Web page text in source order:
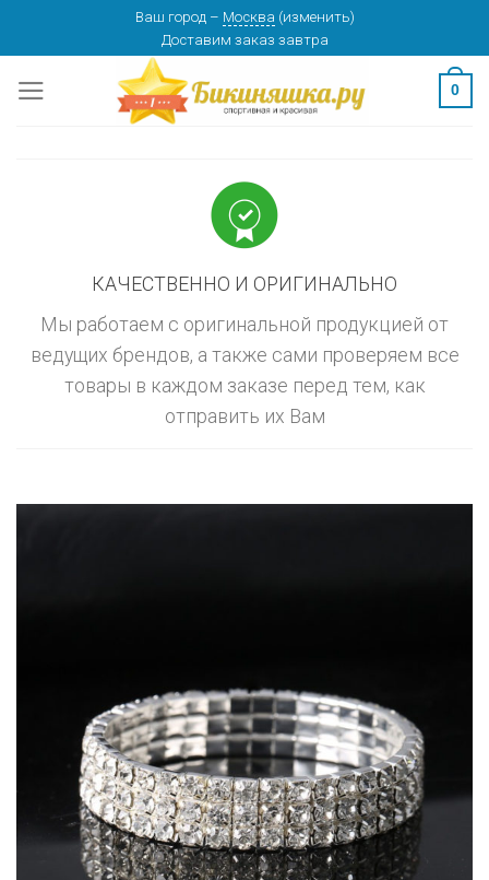
content
Ваш город – Москва (изменить)
Доставим заказ завтра
0
КАЧЕСТВЕННО И ОРИГИНАЛЬНО
Мы работаем с оригинальной продукцией от
ведущих брендов, а также сами проверяем все
товары в каждом заказе перед тем, как
отправить их Вам
изменить